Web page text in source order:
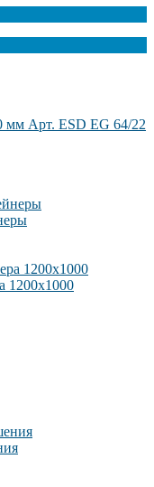
Арт. ESD EG 64/22
1200х1000